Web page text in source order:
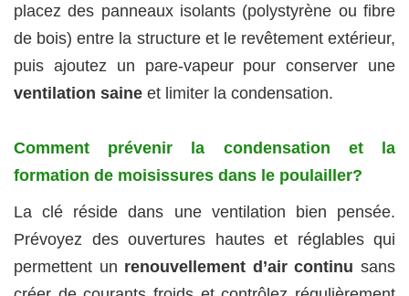
placez des panneaux isolants (polystyrène ou fibre
de bois) entre la structure et le revêtement extérieur,
puis ajoutez un pare-vapeur pour conserver une
ventilation saine et limiter la condensation.
Comment prévenir la condensation et la
formation de moisissures dans le poulailler?
La clé réside dans une ventilation bien pensée.
Prévoyez des ouvertures hautes et réglables qui
permettent un renouvellement d’air continu sans